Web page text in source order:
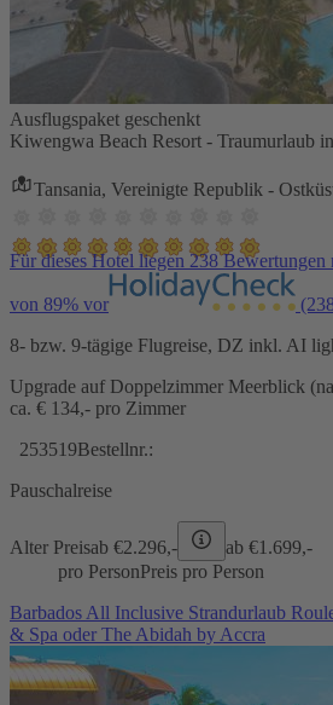
Ausflugspaket geschenkt
Kiwengwa Beach Resort - Traumurlaub
Tansania, Vereinigte Republik -
Für dieses Hotel liegen 238
von 89% vor
8- bzw. 9-tägige Flugreise, DZ inkl. AI
Upgrade auf Doppelzimmer Meerblick
ca. € 134,- pro Zimmer
253519Bestellnr.:
Pauschalreise
Alter Preisab €2.296,- ab €1.699,-
pro PersonPreis pro Person
Barbados All Inclusive Strandurlaub
& Spa oder The Abidah by Accra